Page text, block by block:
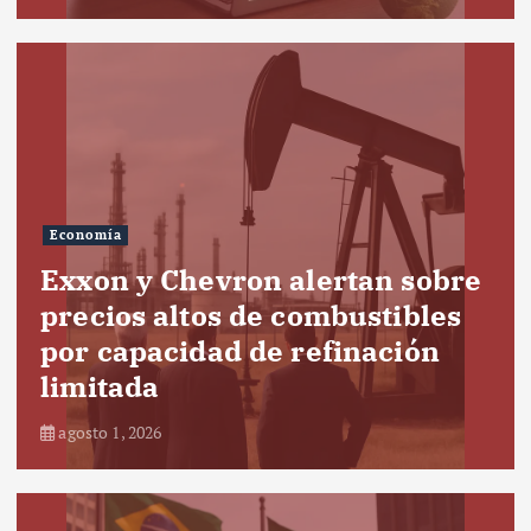
Economía
Exxon y Chevron alertan sobre
precios altos de combustibles
por capacidad de refinación
limitada
agosto 1, 2026